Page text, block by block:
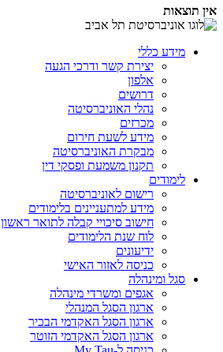
אין תוצאות
מידע כללי
יצירת קשר ודרכי הגעה
אלפון
דרושים
נהלי האוניברסיטה
מכרזים
מידע לשעת חירום
מבקרת האוניברסיטה
תקנון משמעת ופסקי דין
לימודים
רישום לאוניברסיטה
מידע למתעניינים בלימודים
חישוב סיכויי קבלה לתואר ראשון
לוח שנת הלימודים
ידיעונים
כניסה לאזור האישי
סגל ומינהלה
אגפים ומשרדי מינהלה
ארגון הסגל המנהלי
ארגון הסגל האקדמי הבכיר
ארגון הסגל האקדמי הזוטר